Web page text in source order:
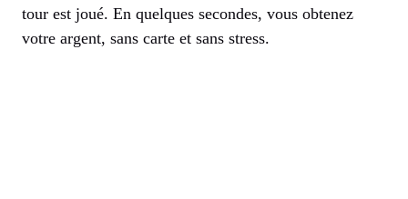
tour est joué. En quelques secondes, vous obtenez
votre argent, sans carte et sans stress.